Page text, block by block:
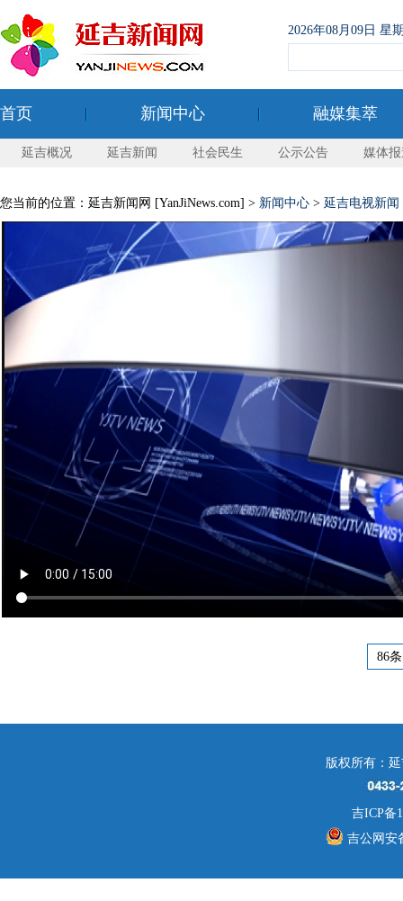
2026年08月09日 星
首页 新闻中心 融媒集萃
延吉概况 延吉新闻 社会民生 公示公告 媒体
您当前的位置：延吉新闻网 [YanJiNews.com] > 新闻中心 > 延吉电视新闻
86条
版权所有：
吉ICP备
吉公网安